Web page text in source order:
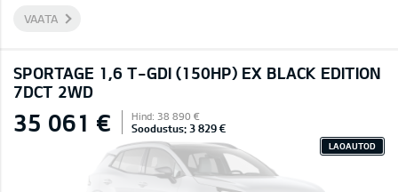
VAATA
SPORTAGE 1,6 T-GDI (150HP) EX BLACK EDITION
7DCT 2WD
35 061 € Hind: 38 890 €
Soodustus: 3 829 €
LAOAUTOD